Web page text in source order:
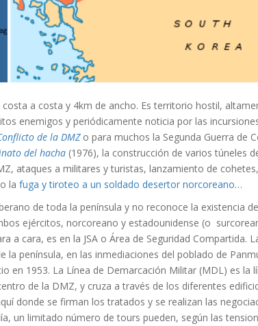
a costa y 4km de ancho. Es territorio hostil,
enemigos y periódicamente noticia por las
de la DMZo para muchos la Segunda Guerra de
del hacha (1976), la construcción de varios túneles
ataques a militares y turistas, lanzamiento de cohetes,
la fuga y tiroteo a un soldado desertor norcoreano…
de toda la península y no reconoce la existencia
ejércitos, norcoreano y estadounidense (o
a cara, es en la JSA o Área de Seguridad Compartida.
la península, en las inmediaciones del poblado de
en 1953. La Línea de Demarcación Militar (MDL) es la
de la DMZ, y cruza a través de los diferentes
donde se firman los tratados y se realizan las
un limitado número de tours pueden, según las